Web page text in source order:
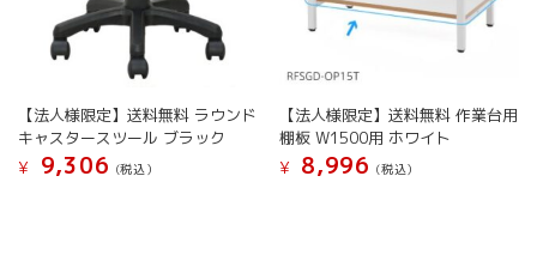
【法人様限定】送料無料 ラウンド
キャスタースツール ブラック
¥
9,306 (税込）
【法人様限定】送料無料 作業台用
棚板 W1500用 ホワイト
¥
8,996 (税込）